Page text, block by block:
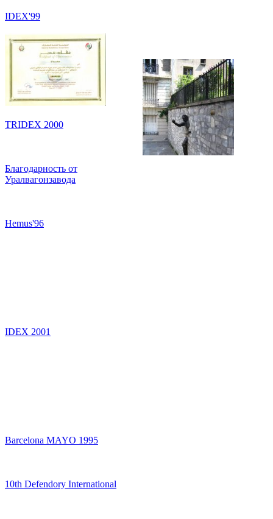
IDEX'99
TRIDEX 2000
Благодарность от
Уралвагонзавода
Hemus'96
IDEX 2001
Barcelona MAYO 1995
10th Defendory International